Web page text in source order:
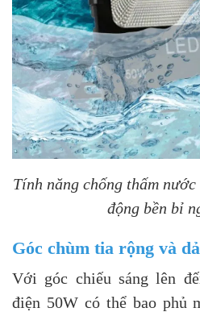
Tính năng chống thấm
động bền bỉ
Góc chùm tia rộng và
Với góc chiếu sáng lên
điện 50W có thể bao phủ